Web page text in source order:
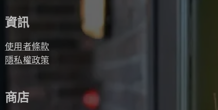
資訊
使用者條款
隱私權政策
商店